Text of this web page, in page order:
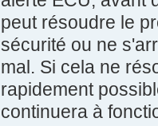
peut résoudre le
sécurité ou ne
mal. Si cela ne
rapidement
continuera à